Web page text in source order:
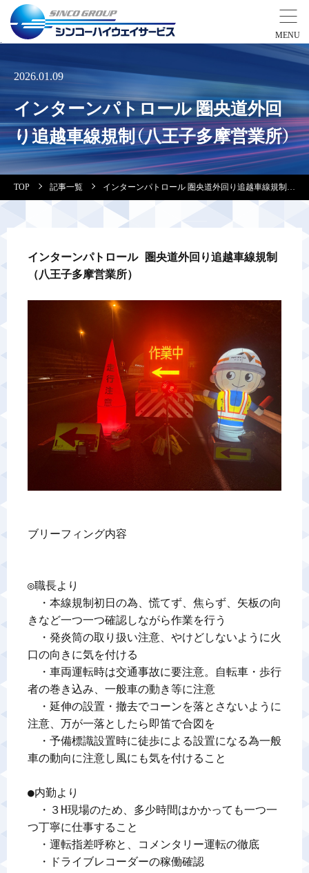
営業拠点
会社案内・実績紹介
警備業標識
反社会的勢力排除宣言
カスタマーハラスメントに対する基本方針
プライバシーポリシー
2026.01.09
インターンパトロール 圏央道外回
り追越車線規制（八王子多摩営業所）
TOP 記事一覧 インターンパトロール 圏央道外回り追越車線規制（八王子多摩営業所）
インターンパトロール 圏央道外回り追越車線規制
（八王子多摩営業所）
ブリーフィング内容
◎職長より
・本線規制初日の為、慌てず、焦らず、矢板の向
きなど一つ一つ確認しながら作業を行う
・発炎筒の取り扱い注意、やけどしないように火
口の向きに気を付ける
・車両運転時は交通事故に要注意。自転車・歩行
者の巻き込み、一般車の動き等に注意
・延伸の設置・撤去でコーンを落とさないように
注意、万が一落としたら即笛で合図を
・予備標識設置時に徒歩による設置になる為一般
車の動向に注意し風にも気を付けること
●内勤より
・３H現場のため、多少時間はかかっても一つ一
つ丁寧に仕事すること
・運転指差呼称と、コメンタリー運転の徹底
・ドライブレコーダーの稼働確認